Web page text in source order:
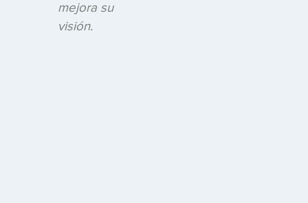
mejora su
visión.